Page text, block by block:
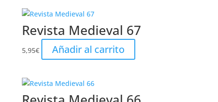
Revista Medieval 67
5,95€ Añadir al carrito